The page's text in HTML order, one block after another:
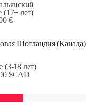
(17+ лет)
€
Шотландия (Канада)
(3-18 лет)
$CAD